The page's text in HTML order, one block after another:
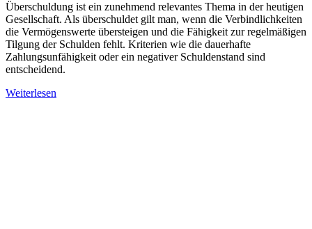
Überschuldung ist ein zunehmend relevantes Thema in der heutigen
Gesellschaft. Als überschuldet gilt man, wenn die Verbindlichkeiten
die Vermögenswerte übersteigen und die Fähigkeit zur regelmäßigen
Tilgung der Schulden fehlt. Kriterien wie die dauerhafte
Zahlungsunfähigkeit oder ein negativer Schuldenstand sind
entscheidend.
Weiterlesen